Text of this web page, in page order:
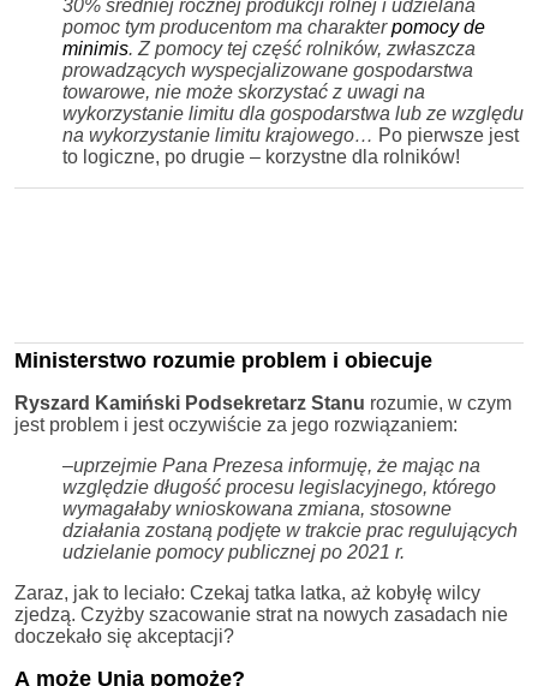
30% średniej rocznej produkcji rolnej i udzielana
pomoc tym producentom ma charakterpomocy de
minimis. Z pomocy tej część rolników, zwłaszcza
prowadzących wyspecjalizowane gospodarstwa
towarowe, nie może skorzystać z uwagi na
wykorzystanie limitu dla gospodarstwa lub ze względu
na wykorzystanie limitu krajowego… Po pierwsze jest
to logiczne, po drugie – korzystne dla rolników!
Ministerstwo rozumie problem i obiecuje
Ryszard Kamiński Podsekretarz Stanu rozumie, w czym
jest problem i jest oczywiście za jego rozwiązaniem:
–uprzejmie Pana Prezesa informuję, że mając na
względzie długość procesu legislacyjnego, którego
wymagałaby wnioskowana zmiana, stosowne
działania zostaną podjęte w trakcie prac regulujących
udzielanie pomocy publicznej po 2021 r.
Zaraz, jak to leciało: Czekaj tatka latka, aż kobyłę wilcy
zjedzą. Czyżby szacowanie strat na nowych zasadach nie
doczekało się akceptacji?
A może Unia pomoże?